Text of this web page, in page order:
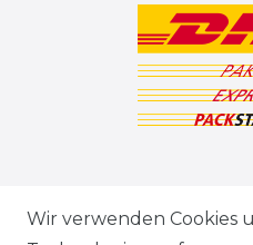
Wir verwenden Cookies